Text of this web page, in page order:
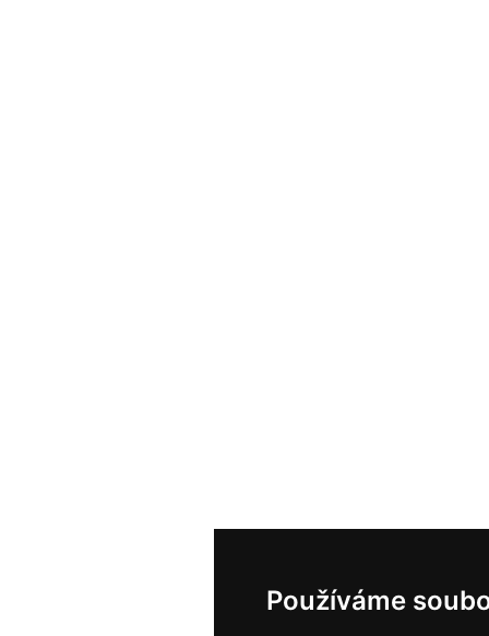
Používáme